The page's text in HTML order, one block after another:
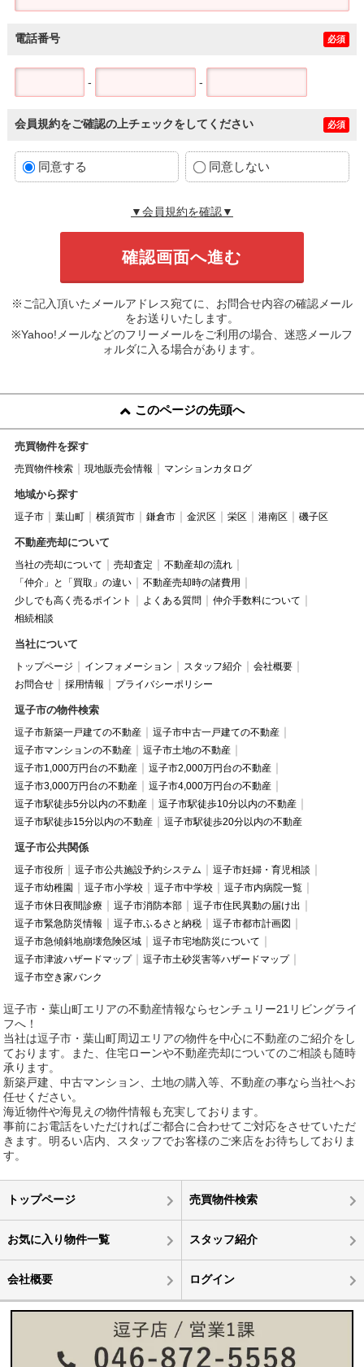
電話番号 必須
- -
会員規約をご確認の上チェックをしてください 必須
同意する 同意しない
▼会員規約を確認▼
※ご記入頂いたメールアドレス宛てに、お問合せ内容の確認メール
をお送りいたします。
※Yahoo!メールなどのフリーメールをご利用の場合、迷惑メールフ
ォルダに入る場合があります。
このページの先頭へ
売買物件を探す
売買物件検索 現地販売会情報 マンションカタログ
地域から探す
逗子市 葉山町 横須賀市 鎌倉市 金沢区 栄区 港南区 磯子区
不動産売却について
当社の売却について 売却査定
不動産却の流れ
「仲介」と「買取」の違い
不動産売却時の諸費用
少しでも高く売るポイント
よくある質問
仲介手数料について
相続相談
当社について
トップページ インフォメーション スタッフ紹介
会社概要
お問合せ
採用情報 プライバシーポリシー
逗子市の物件検索
逗子市新築一戸建ての不動産
逗子市中古一戸建ての不動産
逗子市マンションの不動産
逗子市土地の不動産
逗子市1,000万円台の不動産
逗子市2,000万円台の不動産
逗子市3,000万円台の不動産
逗子市4,000万円台の不動産
逗子市駅徒歩5分以内の不動産
逗子市駅徒歩10分以内の不動産
逗子市駅徒歩15分以内の不動産
逗子市駅徒歩20分以内の不動産
逗子市公共関係
逗子市役所 逗子市公共施設予約システム
逗子市妊婦・育児相談
逗子市幼稚園
逗子市小学校 逗子市中学校
逗子市内病院一覧
逗子市休日夜間診療
逗子市消防本部
逗子市住民異動の届け出
逗子市緊急防災情報
逗子市ふるさと納税
逗子市都市計画図
逗子市急傾斜地崩壊危険区域
逗子市宅地防災について
逗子市津波ハザードマップ
逗子市土砂災害等ハザードマップ
逗子市空き家バンク
逗子市・葉山町エリアの不動産情報ならセンチュリー21リビングライ
フへ！
当社は逗子市・葉山町周辺エリアの物件を中心に不動産のご紹介をし
ております。また、住宅ローンや不動産売却についてのご相談も随時
承ります。
新築戸建、中古マンション、土地の購入等、不動産の事なら当社へお
任せください。
海近物件や海見えの物件情報も充実しております。
事前にお電話をいただければご都合に合わせてご対応をさせていただ
きます。明るい店内、スタッフでお客様のご来店をお待ちしておりま
す。
トップページ 売買物件検索
お気に入り物件一覧 スタッフ紹介
会社概要 ログイン